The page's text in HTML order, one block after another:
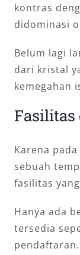
kontras
didominasi
Belum lagi
dari kristal
kemegahan
Fasilitas
Karena
sebuah
fasilitas
Hanya ada
tersedia
pendaftaran.